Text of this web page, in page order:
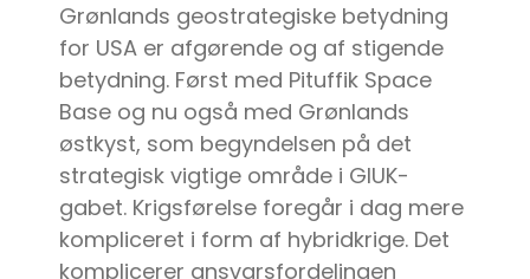
Grønlands geostrategiske betydning
for USA er afgørende og af stigende
betydning. Først med Pituffik Space
Base og nu også med Grønlands
østkyst, som begyndelsen på det
strategisk vigtige område i GIUK-
gabet. Krigsførelse foregår i dag mere
kompliceret i form af hybridkrige. Det
komplicerer ansvarsfordelingen